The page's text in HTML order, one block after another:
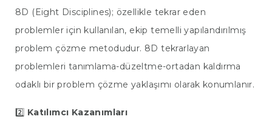
8D (Eight Disciplines); özellikle tekrar eden
problemler için kullanılan, ekip temelli yapılandırılmış
problem çözme metodudur. 8D tekrarlayan
problemleri tanımlama-düzeltme-ortadan kaldırma
odaklı bir problem çözme yaklaşımı olarak konumlanır.
2️⃣ Katılımcı Kazanımları